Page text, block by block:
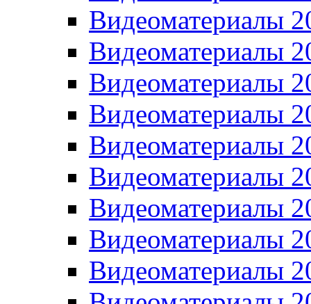
Видеоматериалы
Видеоматериалы
Видеоматериалы
Видеоматериалы
Видеоматериалы
Видеоматериалы
Видеоматериалы
Видеоматериалы
Видеоматериалы